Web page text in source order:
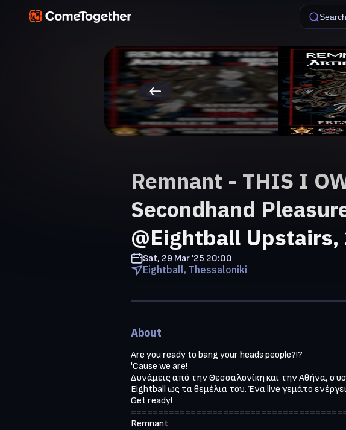
Remnant - THIS I
Secondhand
@Eightball
Sat, 29 Mar '25 20:00
Eightball, Thessaloniki
About
Are you ready to bang your heads people?!?
'Cause we are!
Δυνάμεις από την Θεσσαλονίκη και την Αθήνα,
Eightball ως τα θεμέλια του. Ένα live γεμάτο
Get ready!
Remnant